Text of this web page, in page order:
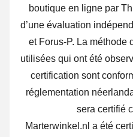
boutique en ligne par
d’une évaluation
et Forus-P. La méthode
utilisées qui ont été
certification sont
réglementation
sera certifié
Marterwinkel.nl a été